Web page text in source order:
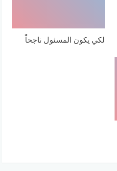
لكي يكون المسئول ناجحاً